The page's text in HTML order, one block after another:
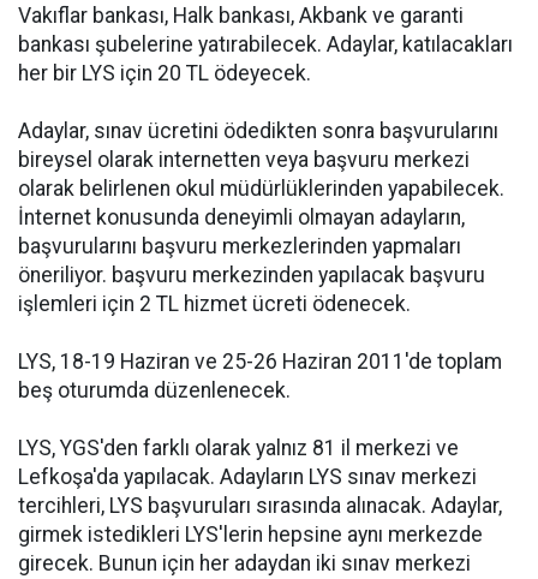
Vakıflar bankası, Halk bankası, Akbank ve garanti
bankası şubelerine yatırabilecek. Adaylar, katılacakları
her bir LYS için 20 TL ödeyecek.
Adaylar, sınav ücretini ödedikten sonra başvurularını
bireysel olarak internetten veya başvuru merkezi
olarak belirlenen okul müdürlüklerinden yapabilecek.
İnternet konusunda deneyimli olmayan adayların,
başvurularını başvuru merkezlerinden yapmaları
öneriliyor. başvuru merkezinden yapılacak başvuru
işlemleri için 2 TL hizmet ücreti ödenecek.
LYS, 18-19 Haziran ve 25-26 Haziran 2011'de toplam
beş oturumda düzenlenecek.
LYS, YGS'den farklı olarak yalnız 81 il merkezi ve
Lefkoşa'da yapılacak. Adayların LYS sınav merkezi
tercihleri, LYS başvuruları sırasında alınacak. Adaylar,
girmek istedikleri LYS'lerin hepsine aynı merkezde
girecek. Bunun için her adaydan iki sınav merkezi